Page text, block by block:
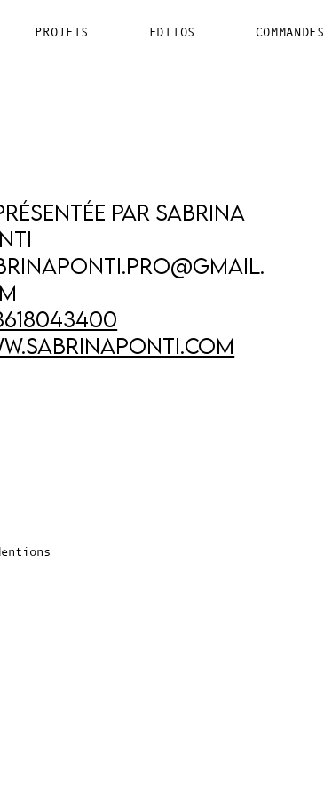
PROJETS EDITOS COMMANDES
par Sabrina